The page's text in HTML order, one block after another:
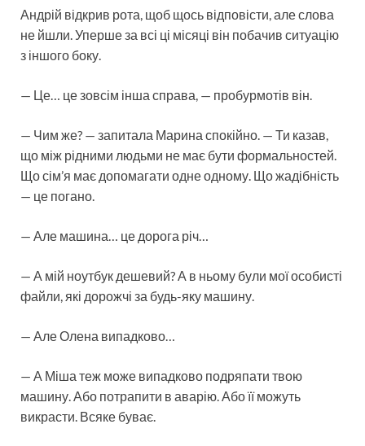
Андрій відкрив рота, щоб щось відповісти, але слова
не йшли. Уперше за всі ці місяці він побачив ситуацію
з іншого боку.
— Це… це зовсім інша справа, — пробурмотів він.
— Чим же? — запитала Марина спокійно. — Ти казав,
що між рідними людьми не має бути формальностей.
Що сім’я має допомагати одне одному. Що жадібність
— це погано.
— Але машина… це дорога річ…
— А мій ноутбук дешевий? А в ньому були мої особисті
файли, які дорожчі за будь-яку машину.
— Але Олена випадково…
— А Міша теж може випадково подряпати твою
машину. Або потрапити в аварію. Або її можуть
викрасти. Всяке буває.